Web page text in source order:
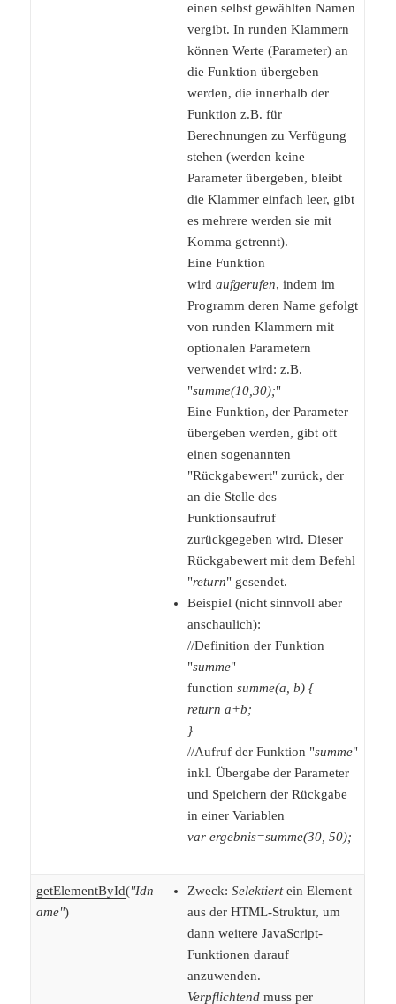
einen selbst gewählten Namen
vergibt. In runden Klammern
können Werte (Parameter) an
die Funktion übergeben
werden, die innerhalb der
Funktion z.B. für
Berechnungen zu Verfügung
stehen (werden keine
Parameter übergeben, bleibt
die Klammer einfach leer, gibt
es mehrere werden sie mit
Komma getrennt).
Eine Funktion
wirdaufgerufen, indem im
Programm deren Name gefolgt
von runden Klammern mit
optionalen Parametern
verwendet wird: z.B.
"summe(10,30);"
Eine Funktion, der Parameter
übergeben werden, gibt oft
einen sogenannten
"Rückgabewert" zurück, der
an die Stelle des
Funktionsaufruf
zurückgegeben wird. Dieser
Rückgabewert mit dem Befehl
"return" gesendet.
Beispiel (nicht sinnvoll aber
anschaulich):
//Definition der Funktion
"summe"
functionsumme(a, b) {
return a+b;
}
//Aufruf der Funktion "summe"
inkl. Übergabe der Parameter
und Speichern der Rückgabe
in einer Variablen
var ergebnis=summe(30, 50);
getElementById("Idn
ame")
Zweck:Selektiertein Element
aus der HTML-Struktur, um
dann weitere JavaScript-
Funktionen darauf
anzuwenden.
Verpflichtend muss per